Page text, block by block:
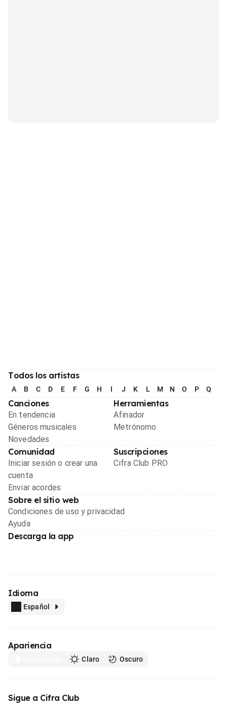
Todos los artistas
A B C D E F G H I J K L M N O P Q
Canciones
En tendencia
Géneros musicales
Novedades
Herramientas
Afinador
Metrónomo
Comunidad
Iniciar sesión o crear una
cuenta
Enviar acordes
Suscripciones
Cifra Club PRO
Sobre el sitio web
Condiciones de uso y privacidad
Ayuda
Descarga la app
Idioma
Español
Apariencia
Claro Oscuro
Sigue a Cifra Club